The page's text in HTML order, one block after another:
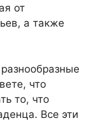
от
а также
что
то, что
Все эти